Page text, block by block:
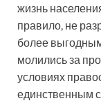
жизнь
правило, не
более
молились за
условиях
единственным